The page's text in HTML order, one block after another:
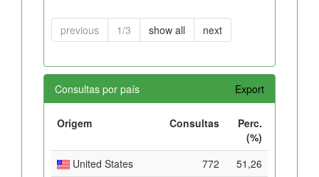
previous 1/3 show all next
Consultas por país Export
Origem Consultas
Perc.
(%)
United States
772
51,26